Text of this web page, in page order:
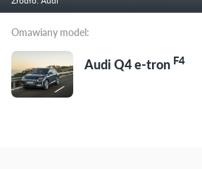
Omawiany model:
Audi Q4 e-tron F4